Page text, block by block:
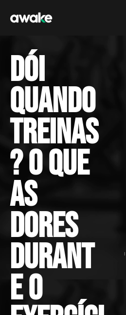
Dói
quando
treinas
? O que
as
dores
durant
e o